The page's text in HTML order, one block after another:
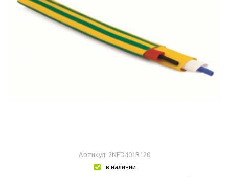
Артикул: 2NFD401R120
в наличии